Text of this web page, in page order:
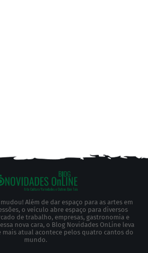
Além de dar espaço para as artes em
o veículo abre espaço para diversos
de trabalho, empresas, gastronomia e
nova cara, o Blog Novidades OnLine leva
mais atual acontece pelos quatro cantos do
mundo.